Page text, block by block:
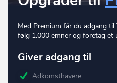
Med Premium får du adgang
følg 1.000 emner og foretag
Giver adgang til
Adkomsthavere